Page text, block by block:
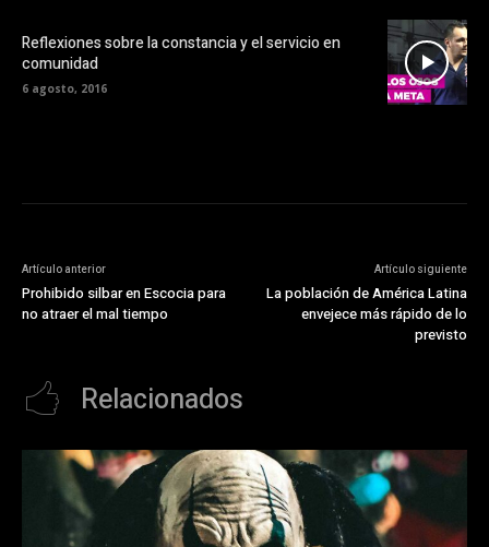
Reflexiones sobre la constancia y el servicio en
comunidad
6 agosto, 2016
Artículo anterior
Prohibido silbar en Escocia para
no atraer el mal tiempo
Artículo siguiente
La población de América Latina
envejece más rápido de lo
previsto
Relacionados